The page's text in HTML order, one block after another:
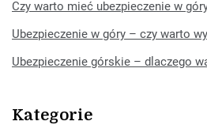
Czy warto mieć ubezpieczenie w
Ubezpieczenie w góry – czy warto
Ubezpieczenie górskie – dlaczego
Kategorie